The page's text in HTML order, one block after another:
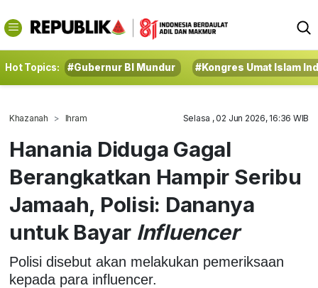
Hot Topics: #Gubernur BI Mundur #Kongres Umat Islam
Khazanah Ihram Selasa , 02 Jun 2026, 16:36 WIB
Hanania Diduga Gagal
Berangkatkan Hampir Seribu
Jamaah, Polisi: Dananya
untuk Bayar Influencer
Polisi disebut akan melakukan pemeriksaan
kepada para influencer.